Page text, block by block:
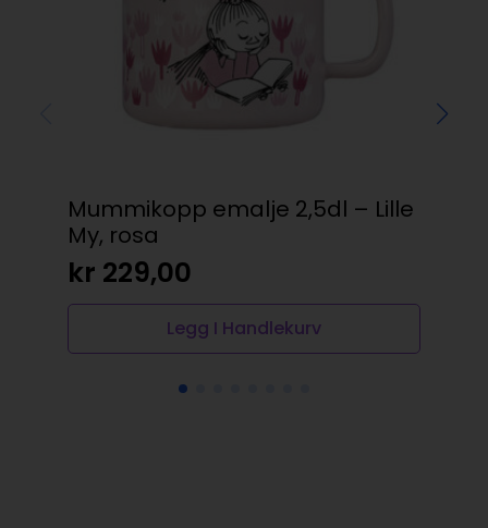
Mummikopp emalje 2,5dl – Lille
My, rosa
kr 229,00
Legg I Handlekurv